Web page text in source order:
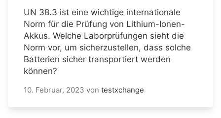
UN 38.3 ist eine wichtige internationale
Norm für die Prüfung von Lithium-Ionen-
Akkus. Welche Laborprüfungen sieht die
Norm vor, um sicherzustellen, dass solche
Batterien sicher transportiert werden
können?
10. Februar, 2023 von testxchange